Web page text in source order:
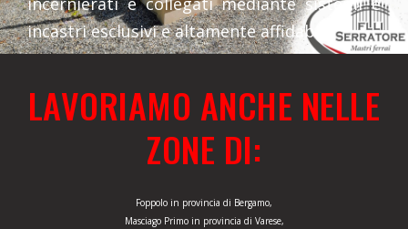
incastri esclusivi e altamente affidabili.
LAVORIAMO ANCHE NELLE
ZONE DI:
Foppolo in provincia di Bergamo,
Masciago Primo in provincia di Varese,